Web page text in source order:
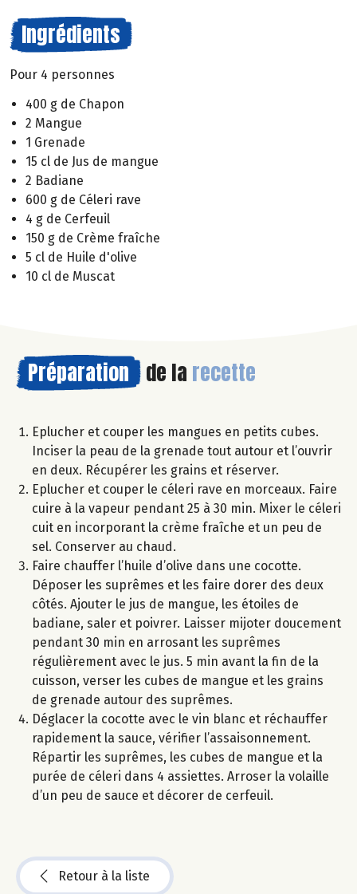
Ingrédients
Pour 4 personnes
400 g de Chapon
2 Mangue
1 Grenade
15 cl de Jus de mangue
2 Badiane
600 g de Céleri rave
4 g de Cerfeuil
150 g de Crème fraîche
5 cl de Huile d'olive
10 cl de Muscat
Préparation de la recette
Eplucher et couper les mangues en petits cubes.
Inciser la peau de la grenade tout autour et l’ouvrir
en deux. Récupérer les grains et réserver.
Eplucher et couper le céleri rave en morceaux. Faire
cuire à la vapeur pendant 25 à 30 min. Mixer le céleri
cuit en incorporant la crème fraîche et un peu de
sel. Conserver au chaud.
Faire chauffer l’huile d’olive dans une cocotte.
Déposer les suprêmes et les faire dorer des deux
côtés. Ajouter le jus de mangue, les étoiles de
badiane, saler et poivrer. Laisser mijoter doucement
pendant 30 min en arrosant les suprêmes
régulièrement avec le jus. 5 min avant la fin de la
cuisson, verser les cubes de mangue et les grains
de grenade autour des suprêmes.
Déglacer la cocotte avec le vin blanc et réchauffer
rapidement la sauce, vérifier l’assaisonnement.
Répartir les suprêmes, les cubes de mangue et la
purée de céleri dans 4 assiettes. Arroser la volaille
d’un peu de sauce et décorer de cerfeuil.
Retour à la liste